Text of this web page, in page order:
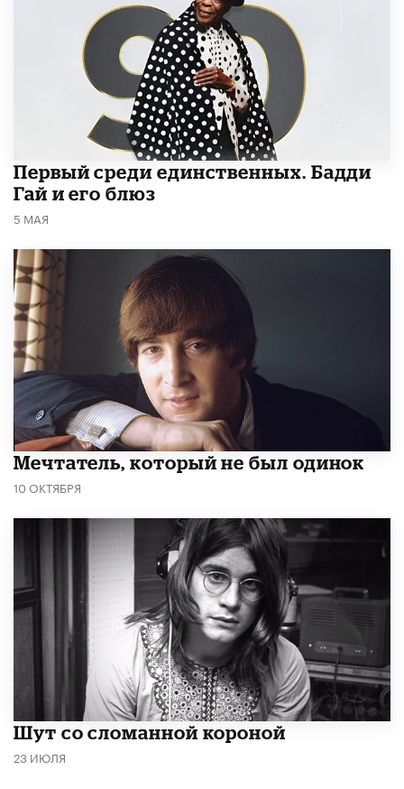
Первый среди единственных. Бадди
Гай и его блюз
5 МАЯ
Мечтатель, который не был одинок
10 ОКТЯБРЯ
Шут со сломанной короной
23 ИЮЛЯ